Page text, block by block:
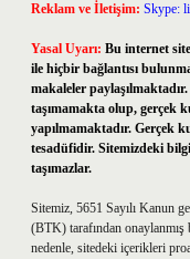
Reklam ve İletişim: Skype:
Yasal Uyarı: Bu internet
ile hiçbir bağlantısı
makaleler
taşımamakta olup, gerçek
yapılmamaktadır. Gerçek
tesadüfidir. Sitemizdeki
taşımazlar.
Sitemiz, 5651 Sayılı Kanun
(BTK) tarafından
nedenle, sitedeki içerikleri